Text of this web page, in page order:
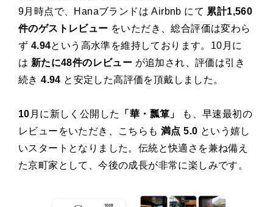
9月時点で、Hanaブランドは Airbnb にて 累計1,560
件のゲストレビュー をいただき、総合評価は変わら
ず 4.94という高水準を維持しております。10月に
は 新たに48件のレビュー が追加され、評価は引き
続き4.94 と安定した高評価を頂戴しました。
10 月に新しく公開した 「華・瓢箪」
も、早速最初の
レビューをいただき、こちらも 満点 5.0 という嬉し
いスタートとなりました。伝統と快適さを兼ね備え
た京町家として、今後の成長が非常に楽しみです。